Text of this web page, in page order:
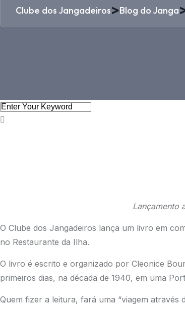
Clube dos Jangadeiros>Blog do Janga
Lançamento
O Clube dos Jangadeiros lança um livro em
no Restaurante da Ilha.
O livro é escrito e organizado por Cleonice
primeiros dias, na década de 1940, em uma
Quem fizer a leitura, fará uma “viagem através